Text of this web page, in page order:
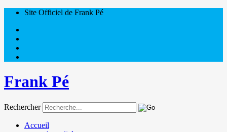
Site Officiel de Frank Pé
Frank Pé
Rechercher
Accueil